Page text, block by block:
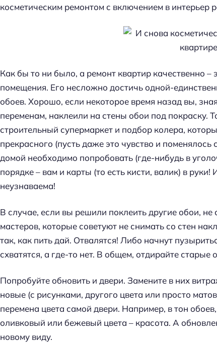
косметическим ремонтом с включением в интерьер
Как бы то ни было, а ремонт квартир качественно
помещения. Его несложно достичь одной-
обоев. Хорошо, если некоторое время назад вы,
переменам, наклеили на стены обои под покраску.
строительный супермаркет и подбор колера,
прекрасного (пусть даже это чувство и
домой необходимо попробовать (где-нибудь в
порядке – вам и карты (то есть кисти, валик) в руки!
неузнаваема!
В случае, если вы решили поклеить другие обои, не
мастеров, которые советуют не снимать со стен
так, как пить дай. Отвалятся! Либо начнут
схватятся, а где-то нет. В общем, отдирайте старые
Попробуйте обновить и двери. Замените в них
новые (с рисунками, другого цвета или просто
перемена цвета самой двери. Например, в тон
оливковый или бежевый цвета – красота. А
новому виду.